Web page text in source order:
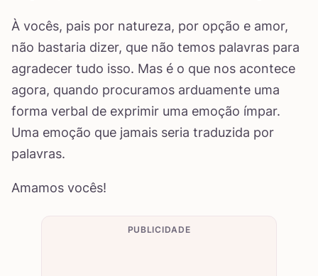
À vocês, pais por natureza, por opção e amor,
não bastaria dizer, que não temos palavras para
agradecer tudo isso. Mas é o que nos acontece
agora, quando procuramos arduamente uma
forma verbal de exprimir uma emoção ímpar.
Uma emoção que jamais seria traduzida por
palavras.
Amamos vocês!
PUBLICIDADE